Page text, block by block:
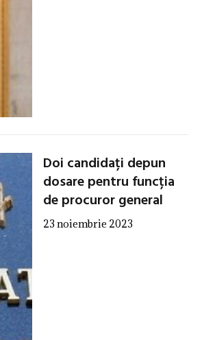
Doi candidați depun
dosare pentru funcția
de procuror general
23 noiembrie 2023